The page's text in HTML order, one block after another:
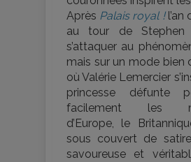
Après Palais royal !l’an
au tour de Stephen
s’attaquer au
mais sur un mode bien
où Valérie Lemercier
princesse défunte
facilement les
d’Europe, le
sous couvert de
savoureuse et